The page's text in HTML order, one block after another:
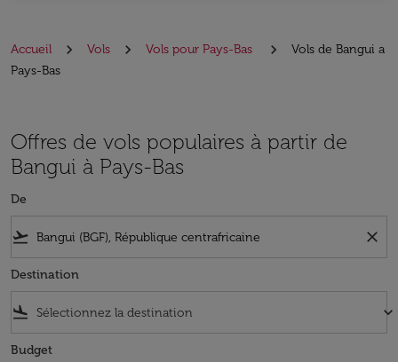
Accueil Vols Vols pour Pays-Bas
Vols de Bangui a
Pays-Bas
Offres de vols populaires à partir de
Bangui à Pays-Bas
De
flight_takeoff close
Destination
flight_land keyboard_arrow_down
Budget